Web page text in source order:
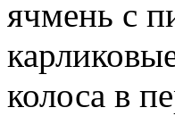
ячмень с
колоса в